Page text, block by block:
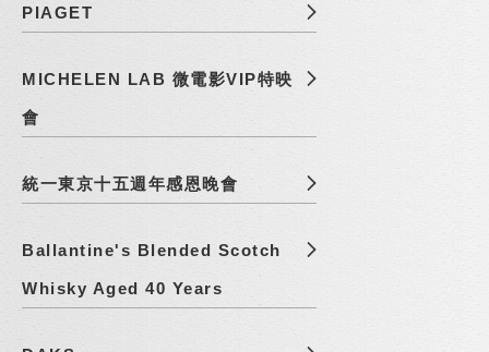
PIAGET
MICHELEN LAB 微電影VIP特映
會
統一東京十五週年感恩晚會
Ballantine's Blended Scotch
Whisky Aged 40 Years